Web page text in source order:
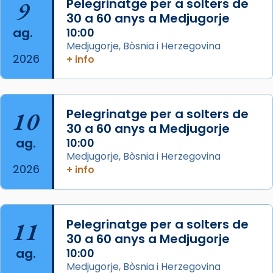
les aconseguirà el 1772. L’ofici que es canta
a la “Missa de les Santes” (“Missa de
Glòria”) fou composta el 1848 per Mn.
Manuel Blanch, amb aire d’òpera
italianitzant; s’interpreta per privilegi
pontifici, amb orquestra i cor, i té una
duració aproximada de tres hores. Després,
processó (recuperada el 1972) al voltant
del temple amb les relíquies de les santes.
Des de 1985 hi participa també un grup de
diablesses amb música i ball propis. Festa
gran a Mataró.
«Si vols saber què és calor, ves per les
Santes a Mataró»🥵.
Photo
View on Facebook ·
9
ag.
2026
Pelegrinatge per a solters de
30 a 60 anys a Medjugorje
10:00
Medjugorje, Bòsnia i Herzegovina
+ info
10
ag.
2026
Pelegrinatge per a solters de
30 a 60 anys a Medjugorje
10:00
Medjugorje, Bòsnia i Herzegovina
+ info
11
ag.
Pelegrinatge per a solters de
30 a 60 anys a Medjugorje
10:00
Medjugorje, Bòsnia i Herzegovina